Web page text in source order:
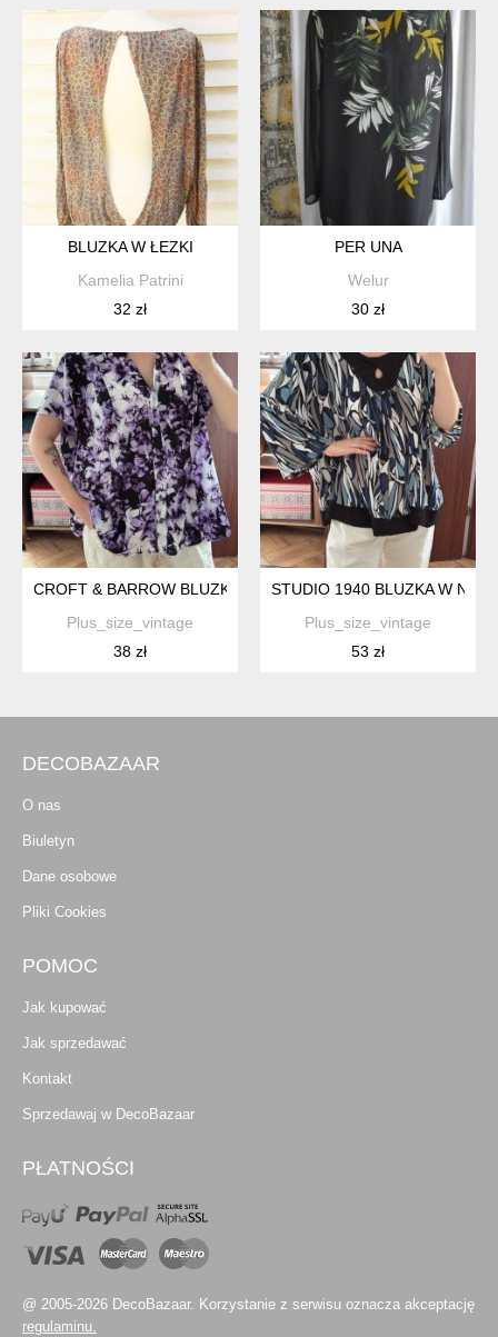
BLUZKA W ŁEZKI
Kamelia Patrini
32 zł
PER UNA
Welur
30 zł
CROFT & BARROW BLUZKA W KWIATY 4XL 48 FIOLETOWA
Plus_size_vintage
38 zł
STUDIO 1940 BLUZKA W
Plus_size_vintage
53 zł
DECOBAZAAR
O nas
Biuletyn
Dane osobowe
Pliki Cookies
POMOC
Jak kupować
Jak sprzedawać
Kontakt
Sprzedawaj w DecoBazaar
PŁATNOŚCI
@ 2005-2026 DecoBazaar. Korzystanie z serwisu oznacza akceptację
regulaminu.